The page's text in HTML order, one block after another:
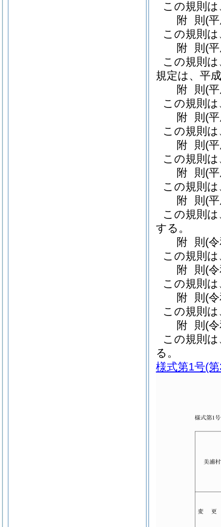
この規則
附 則 (
この規則
附 則 (
この規則
規定は、平
附 則 (
この規則
附 則 (
この規則
附 則 (
この規則
附 則 (
この規則
附 則 (
この規則
する。
附 則 (
この規則
附 則 (
この規則
附 則 (
この規則
附 則 (
この規則
る。
様式第1号(